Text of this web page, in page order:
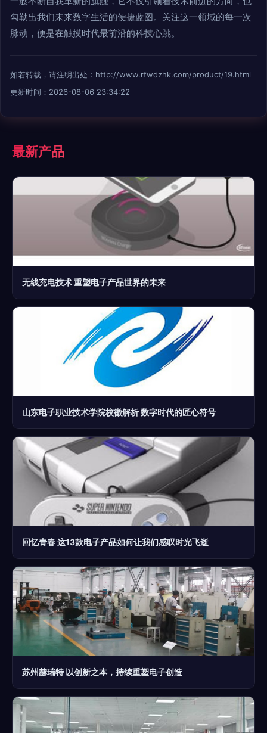
勾勒出我们未来数字生活的便捷蓝图。关注这一领域的每一次
脉动，便是在触摸时代最前沿的科技心跳。
如若转载，请注明出处：http://www.rfwdzhk.com/product/19.html
更新时间：2026-08-06 23:34:22
最新产品
无线充电技术 重塑电子产品世界的未来
山东电子职业技术学院校徽解析 数字时代的匠心符号
回忆青春 这13款电子产品如何让我们感叹时光飞逝
苏州赫瑞特 以创新之本，持续重塑电子创造